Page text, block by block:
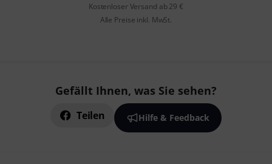
Kostenloser Versand ab 29 €
Alle Preise inkl. MwSt.
Gefällt Ihnen, was Sie sehen?
Teilen Hilfe & Feedback